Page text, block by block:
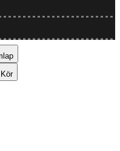
Kör